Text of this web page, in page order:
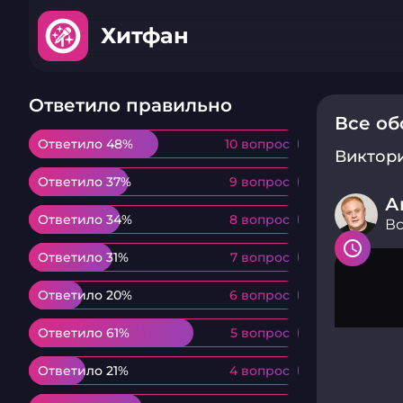
Хитфан
Ответило правильно
Ответило 48% 10 вопрос
Ответило 48% 10 вопрос
Ответило 37% 9 вопрос
Ответило 37% 9 вопрос
Ответило 34% 8 вопрос
Ответило 34% 8 вопрос
Ответило 31% 7 вопрос
Ответило 31% 7 вопрос
Ответило 20% 6 вопрос
Ответило 20% 6 вопрос
Ответило 61% 5 вопрос
Ответило 61% 5 вопрос
Ответило 21% 4 вопрос
Ответило 21% 4 вопрос
Все